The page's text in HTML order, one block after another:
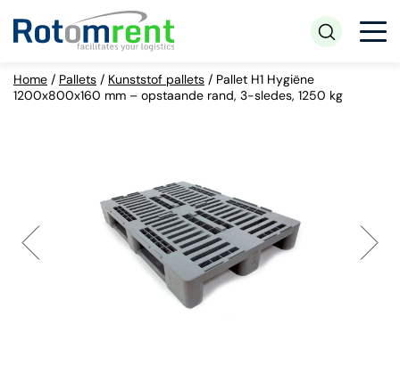
Home / Pallets / Kunststof pallets / Pallet H1 Hygiëne
1200x800x160 mm – opstaande rand, 3-sledes, 1250 kg